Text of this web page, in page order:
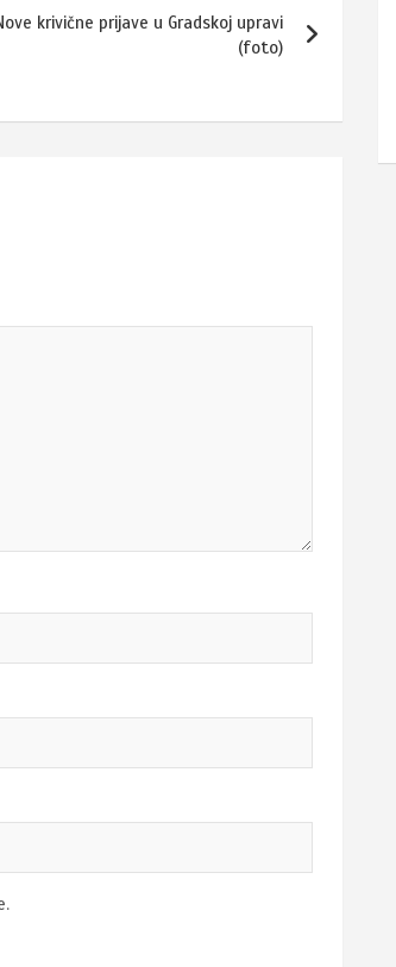
krivične prijave u Gradskoj upravi
(foto)